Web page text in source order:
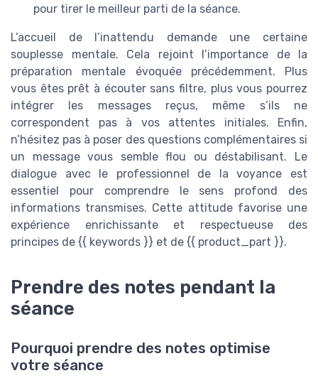
pour tirer le meilleur parti de la séance.
L’accueil de l’inattendu demande une certaine
souplesse mentale. Cela rejoint l’importance de la
préparation mentale évoquée précédemment. Plus
vous êtes prêt à écouter sans filtre, plus vous pourrez
intégrer les messages reçus, même s’ils ne
correspondent pas à vos attentes initiales. Enfin,
n’hésitez pas à poser des questions complémentaires si
un message vous semble flou ou déstabilisant. Le
dialogue avec le professionnel de la voyance est
essentiel pour comprendre le sens profond des
informations transmises. Cette attitude favorise une
expérience enrichissante et respectueuse des
principes de {{ keywords }} et de {{ product_part }}.
Prendre des notes pendant la
séance
Pourquoi prendre des notes optimise
votre séance